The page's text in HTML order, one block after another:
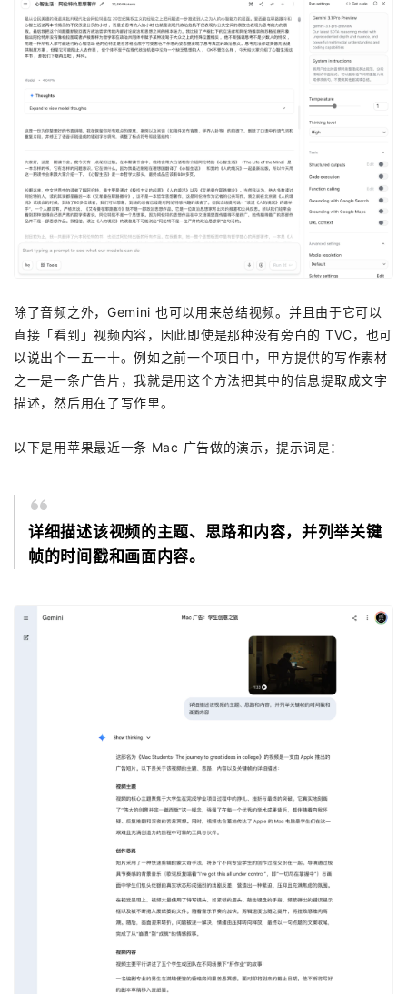
除了音频之外，Gemini 也可以用来总结视频。并且由于它可以
直接「看到」视频内容，因此即使是那种没有旁白的 TVC，也可
以说出个一五一十。例如之前一个项目中，甲方提供的写作素材
之一是一条广告片，我就是用这个方法把其中的信息提取成文字
描述，然后用在了写作里。
以下是用苹果最近一条 Mac 广告做的演示，提示词是：
详细描述该视频的主题、思路和内容，并列举关键
帧的时间戳和画面内容。